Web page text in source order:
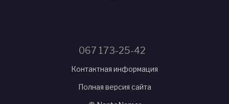
067 173-25-42
Контактная информация
Полная версия сайта